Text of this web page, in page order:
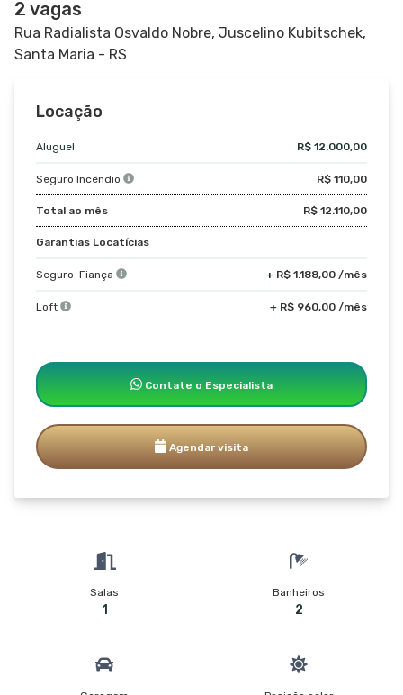
2 vagas
Rua Radialista Osvaldo Nobre, Juscelino Kubitschek,
Santa Maria - RS
Locação
Aluguel R$ 12.000,00
Seguro Incêndio R$ 110,00
Total ao mês R$ 12.110,00
Garantias Locatícias
Seguro-Fiança + R$ 1.188,00 /mês
Loft + R$ 960,00 /mês
Contate o Especialista
Agendar visita
Salas
1
Banheiros
2